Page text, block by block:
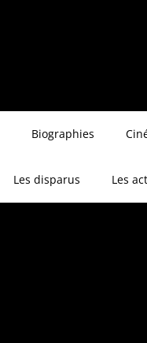
Biographies
Les disparus Les